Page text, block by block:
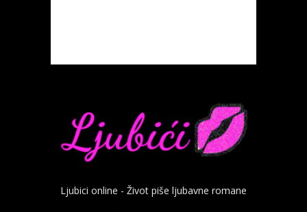
Ljubici online - Život piše ljubavne romane